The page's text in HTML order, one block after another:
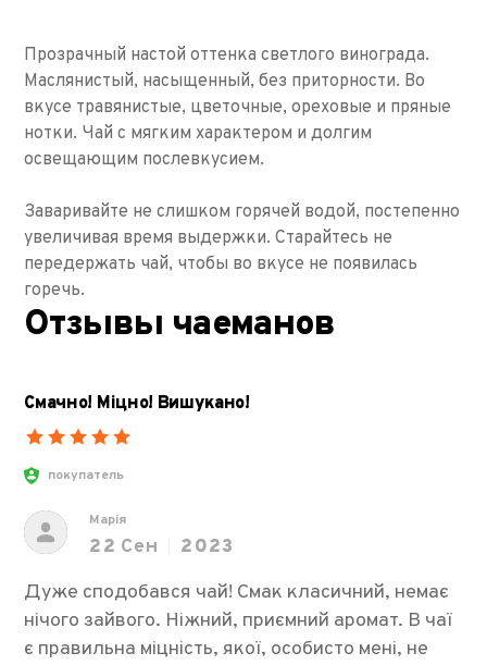
Прозрачный настой оттенка светлого винограда.
Маслянистый, насыщенный, без приторности. Во
вкусе травянистые, цветочные, ореховые и пряные
нотки. Чай с мягким характером и долгим
освещающим послевкусием.
Заваривайте не слишком горячей водой, постепенно
увеличивая время выдержки. Старайтесь не
передержать чай, чтобы во вкусе не появилась
горечь.
Отзывы чаеманов
Смачно! Міцно! Вишукано!
покупатель
Марія
22 Сен
2023
Дуже сподобався чай! Смак класичний, немає
нічого зайвого. Ніжний, приємний аромат. В чаї
є правильна міцність, якої, особисто мені, не